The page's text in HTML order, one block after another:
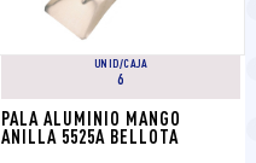
UNID/CAJA
6
PALA ALUMINIO MANGO
ANILLA 5525A BELLOTA